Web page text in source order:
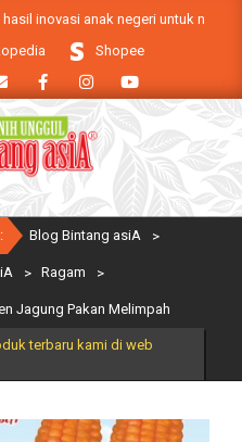
anak negeri untuk mendukung
Shopee
Blog Bintang asiA >
> Ragam >
Jagung Pakan Melimpah
terbaru kami di web